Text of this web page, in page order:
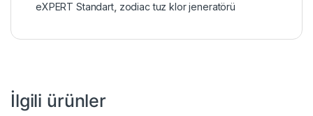
eXPERT Standart, zodiac tuz klor jeneratörü
İlgili ürünler